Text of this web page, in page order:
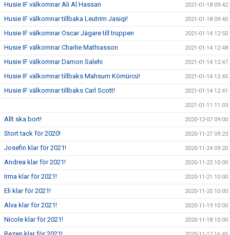
Husie IF välkomnar Ali Al Hassan 2021-01-18 09:42
Husie IF välkomnar tillbaka Leutrim Jasiqi! 2021-01-18 09:40
Husie IF välkomnar Oscar Jägare till truppen 2021-01-14 12:50
Husie IF välkomnar Charlie Mathiasson 2021-01-14 12:48
Husie IF välkomnar Damon Salehi 2021-01-14 12:47
Husie IF välkomnar tillbaks Mahsum Kömürcü! 2021-01-14 12:45
Husie IF välkomnar tillbaks Carl Scott! 2021-01-14 12:41
2021-01-11 11:03
Allt ska bort! 2020-12-07 09:00
Stort tack för 2020! 2020-11-27 09:23
Josefin klar för 2021! 2020-11-24 09:20
Andrea klar för 2021! 2020-11-22 10:00
Irma klar för 2021! 2020-11-21 10:00
Eli klar för 2021! 2020-11-20 10:00
Alva klar för 2021! 2020-11-19 10:00
Nicole klar för 2021! 2020-11-18 10:00